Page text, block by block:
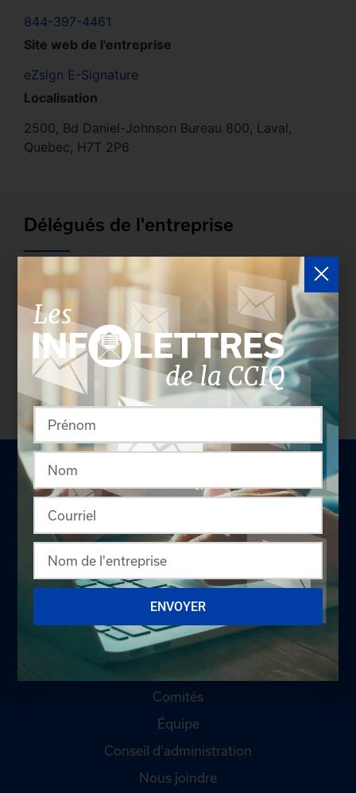
844-397-4461
Site web de l'entreprise
eZsign E-Signature
Localisation
2500, Bd Daniel-Johnson Bureau 800, Laval,
Quebec, H7T 2P6
Délégués de l'entreprise
Les entreprises membres peuvent bénéficier d’une
version plus détaillée du répertoire via leur espace
sécurisé.
Connectez-vous
afin de consulter le
profil complet des entreprises incluant les
coordonnées des délégués inscrits. Vous n'êtes
pas membre? N'attendez plus et devenez membre!
LA CHAMBRE
Offres d'emploi
Appel d'offres
Comités
Équipe
Conseil d'administration
Nous joindre
ENVOYER